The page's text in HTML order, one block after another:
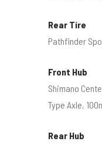
Rear Tire
Pathfinder
Front Hub
Shimano
Type Axle,
Rear Hub